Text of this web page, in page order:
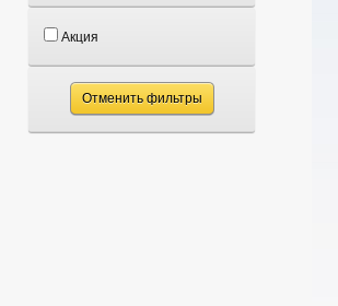
Акция
Отменить фильтры